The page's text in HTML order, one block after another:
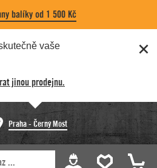
balíky od 1 500 Kč
vaše
jinou prodejnu.
Praha - Černý Most